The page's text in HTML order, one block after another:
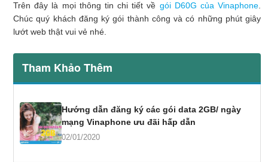
Trên đây là mọi thông tin chi tiết về gói D60G của Vinaphone.
Chúc quý khách đăng ký gói thành công và có những phút giây
lướt web thật vui vẻ nhé.
Tham Khảo Thêm
Hướng dẫn đăng ký các gói data 2GB/ ngày
mạng Vinaphone ưu đãi hấp dẫn
02/01/2020